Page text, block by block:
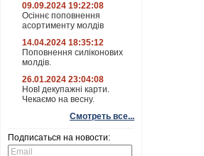
09.09.2024 19:22:08
Осіннє поповнення
асортименту молдів
14.04.2024 18:35:12
Поповнення силіконових
молдів.
26.01.2024 23:04:08
НовІ декупажні карти.
Чекаємо на весну.
Смотреть все...
Подписаться на новости: